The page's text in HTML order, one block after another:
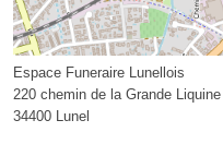
Espace Funeraire Lunellois
220 chemin de la Grande Liquine
34400 Lunel